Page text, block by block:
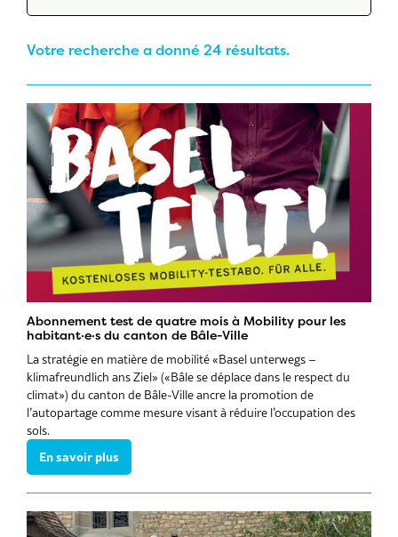
Votre recherche a donné 24 résultats.
Abonnement test de quatre mois à Mobility pour les
habitant·e·s du canton de Bâle-Ville
La stratégie en matière de mobilité «Basel unterwegs –
klimafreundlich ans Ziel» («Bâle se déplace dans le respect du
climat») du canton de Bâle-Ville ancre la promotion de
l’autopartage comme mesure visant à réduire l’occupation des
sols.
En savoir plus